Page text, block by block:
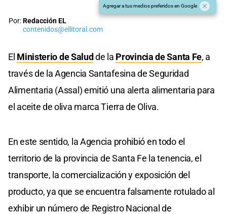
Agregar a tus medios preferidos en Google
Por:Redacción EL
contenidos@ellitoral.com
El Ministerio de Saludde la Provincia de Santa Fe, a
través de la Agencia Santafesina de Seguridad
Alimentaria (Assal) emitió una alerta alimentaria para
el aceite de oliva marca Tierra de Oliva.
En este sentido, la Agencia prohibió en todo el
territorio de la provincia de Santa Fe la tenencia, el
transporte, la comercialización y exposición del
producto, ya que se encuentra falsamente rotulado al
exhibir un número de Registro Nacional de